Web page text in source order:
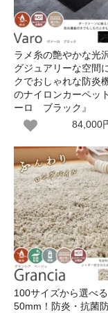
ラメ糸の艶やかな光
グジュアリーな空間
クでおしゃれな防炎
のナイロンカーペッ
ーロ ブラック』
84,000
100サイズから選べ
50mm！防炎・抗菌